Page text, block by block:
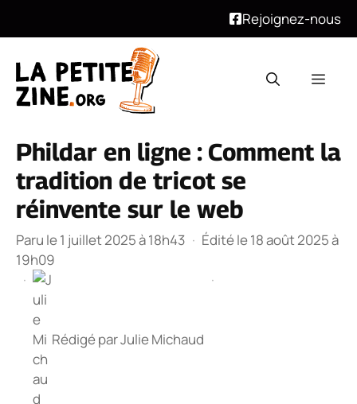
Rejoignez-nous
contenu
Phildar en ligne : Comment la
tradition de tricot se
réinvente sur le web
Paru le 1 juillet 2025 à 18h43 · Édité le 18 août 2025 à
19h09
·
Rédigé parJulie Michaud
·